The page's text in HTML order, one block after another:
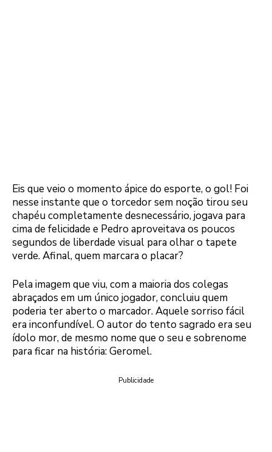
Eis que veio o momento ápice do esporte, o gol! Foi
nesse instante que o torcedor sem noção tirou seu
chapéu completamente desnecessário, jogava para
cima de felicidade e Pedro aproveitava os poucos
segundos de liberdade visual para olhar o tapete
verde. Afinal, quem marcara o placar?
Pela imagem que viu, com a maioria dos colegas
abraçados em um único jogador, concluiu quem
poderia ter aberto o marcador. Aquele sorriso fácil
era inconfundível. O autor do tento sagrado era seu
ídolo mor, de mesmo nome que o seu e sobrenome
para ficar na história: Geromel.
Publicidade